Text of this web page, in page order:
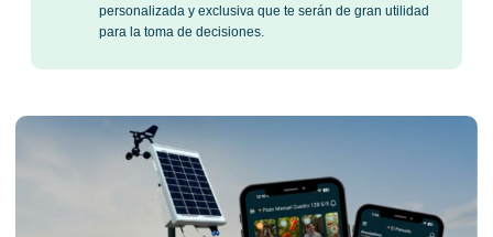
personalizada y exclusiva que te serán de gran utilidad
para la toma de decisiones.